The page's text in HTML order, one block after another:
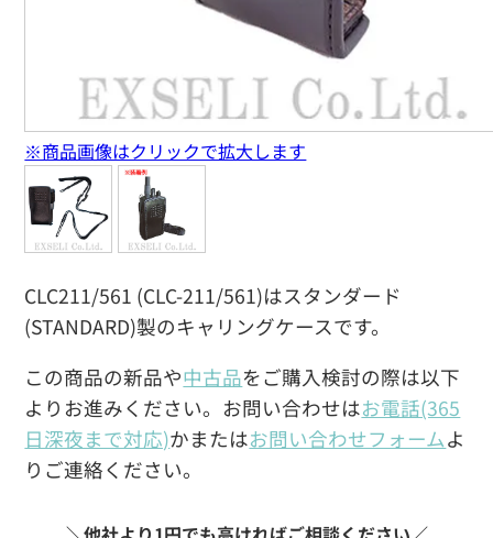
CLC211/561 (CLC-211/561)はスタンダード
(STANDARD)製のキャリングケースです。
この商品の新品や中古品をご購入検討の際は以下
よりお進みください。お問い合わせはお電話(365
日深夜まで対応)かまたはお問い合わせフォームよ
りご連絡ください。
※商品画像はクリックで拡大します